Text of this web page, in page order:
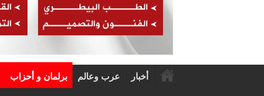
أخبار عرب وعالم برلمان و أحزاب